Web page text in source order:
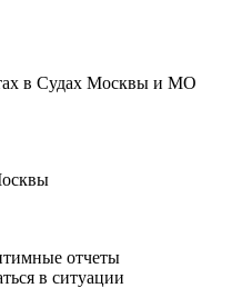
в Судах Москвы и МО
отчеты
в ситуации